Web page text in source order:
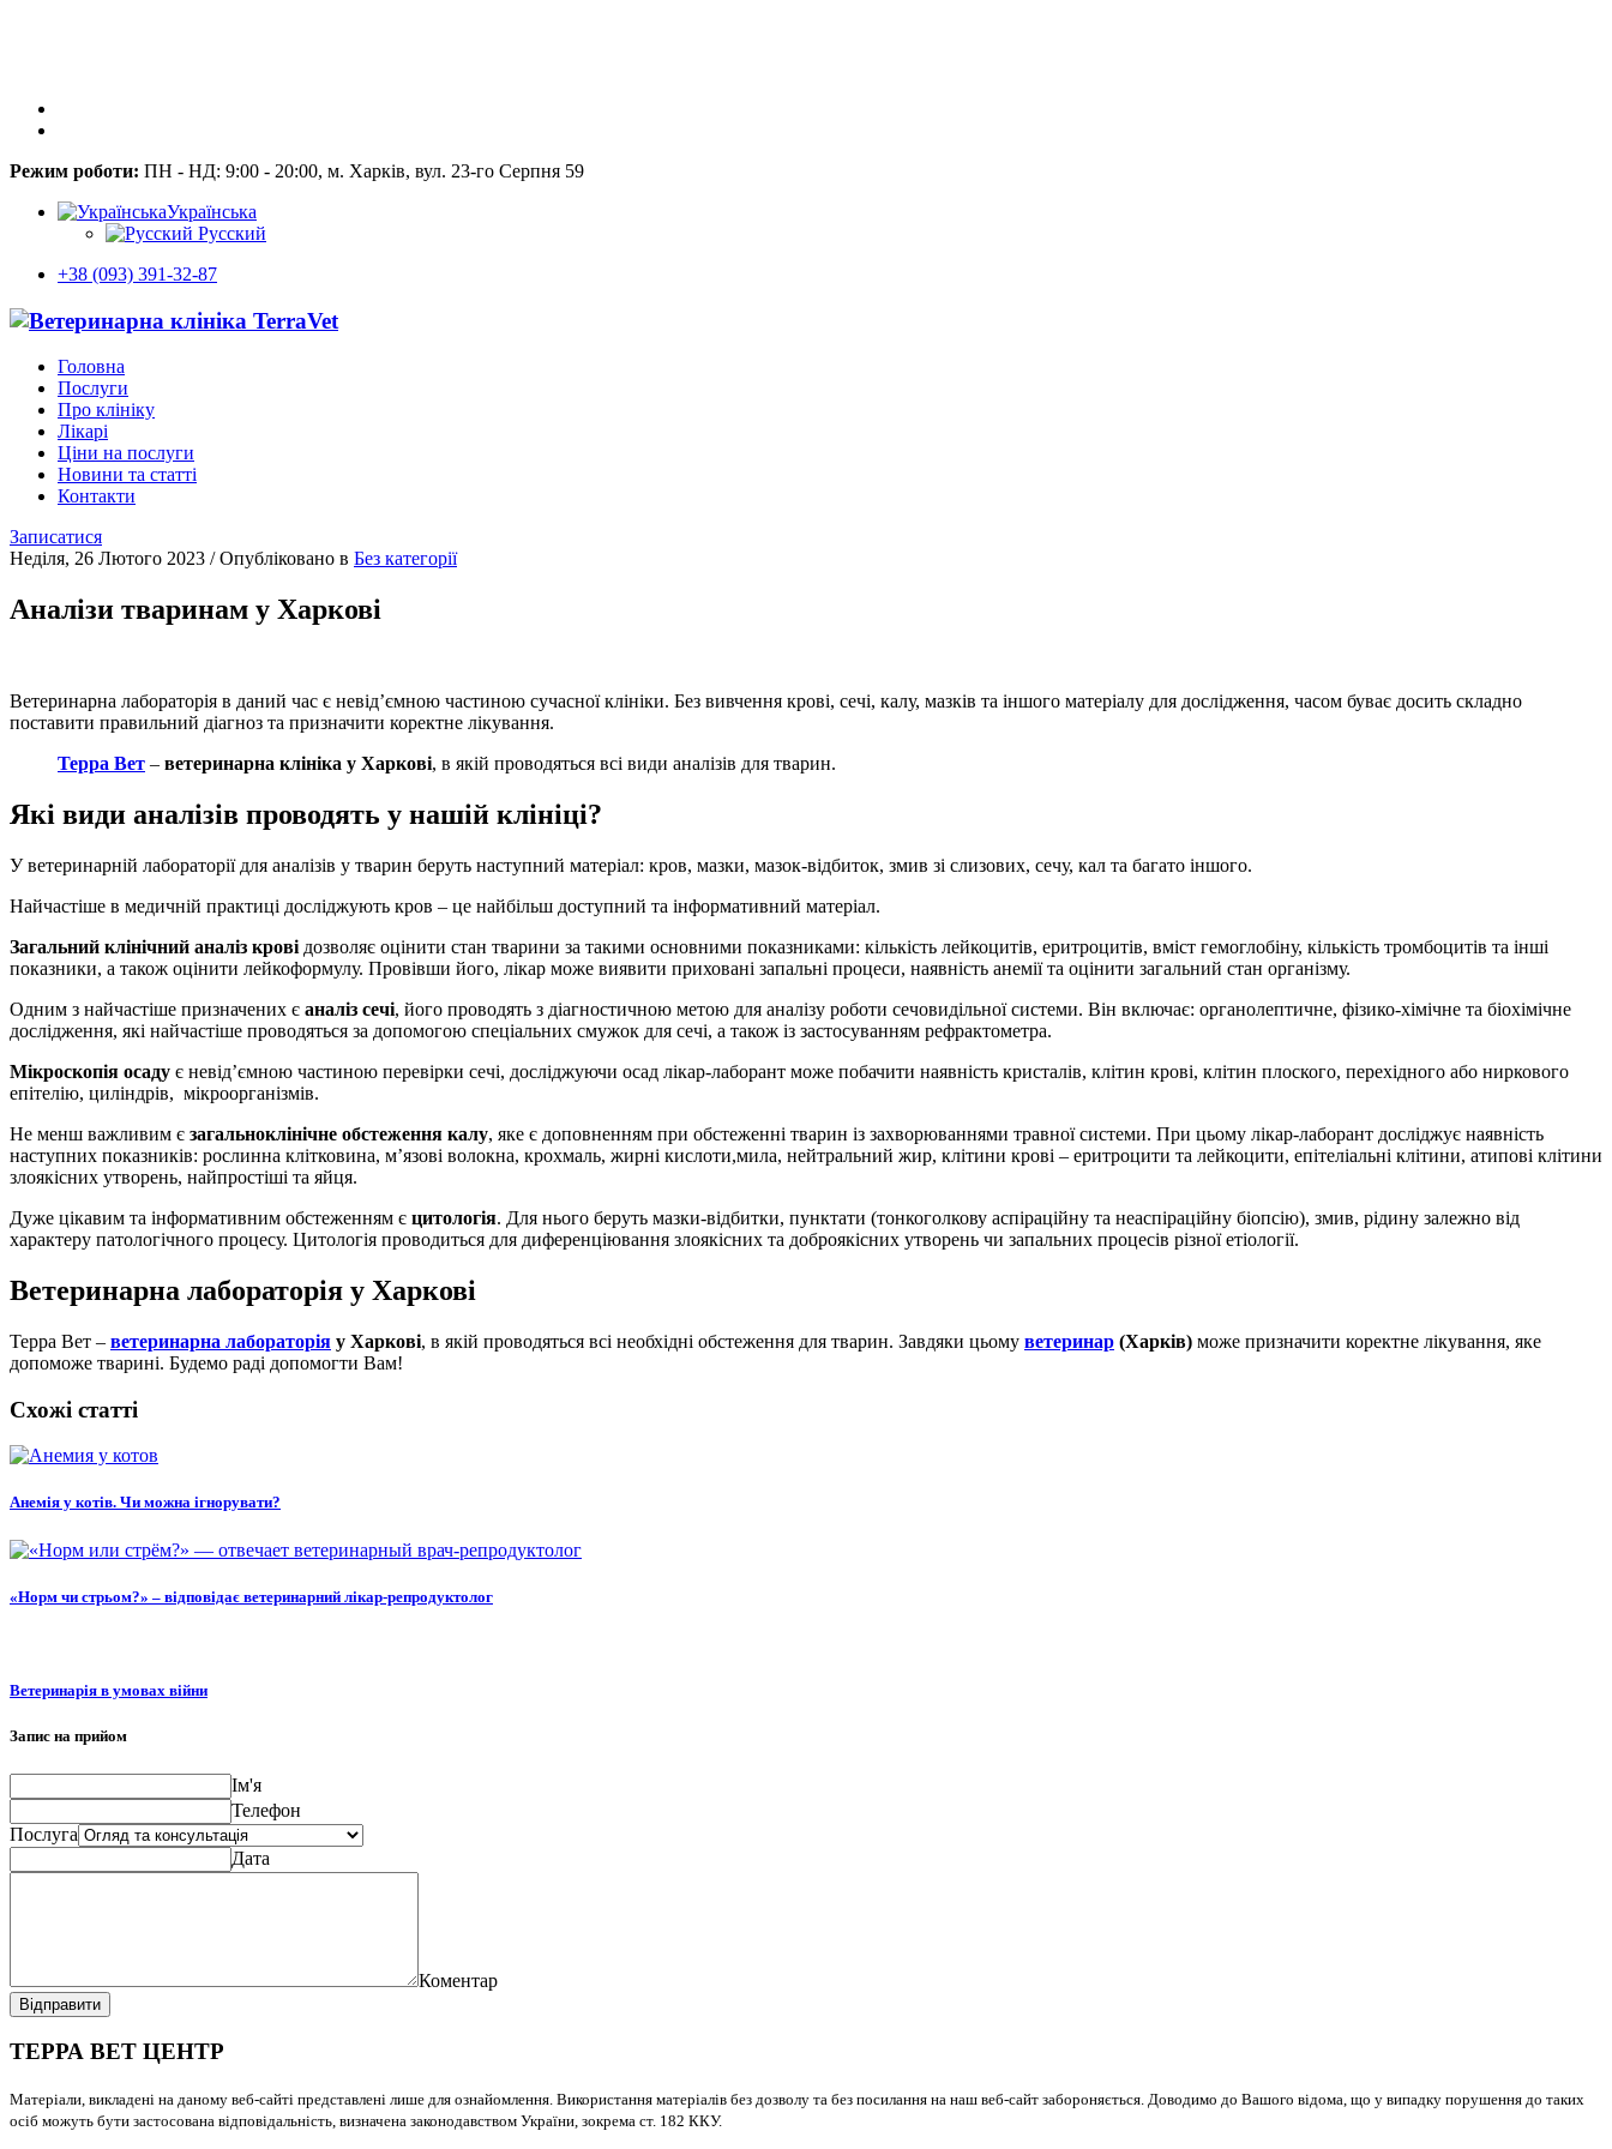
Режим роботи: ПН - НД: 9:00 - 20:00, м. Харків, вул. 23-го Серпня 59
Українська
Русский
+38 (093) 391-32-87
Головна
Послуги
Про клініку
Лікарі
Ціни на послуги
Новини та статті
Контакти
Записатися
Неділя, 26 Лютого 2023 /Опубліковано в Без категорії
Аналізи тваринам у Харкові
Ветеринарна лабораторія в даний час є невід’ємною частиною сучасної клініки. Без вивчення крові, сечі, калу, мазків та іншого матеріалу для дослідження, часом буває досить складно
поставити правильний діагноз та призначити коректне лікування.
Терра Вет – ветеринарна клініка у Харкові, в якій проводяться всі види аналізів для тварин.
Які види аналізів проводять у нашій клініці?
У ветеринарній лабораторії для аналізів у тварин беруть наступний матеріал: кров, мазки, мазок-відбиток, змив зі слизових, сечу, кал та багато іншого.
Найчастіше в медичній практиці досліджують кров – це найбільш доступний та інформативний матеріал.
Загальний клінічний аналіз крові дозволяє оцінити стан тварини за такими основними показниками: кількість лейкоцитів, еритроцитів, вміст гемоглобіну, кількість тромбоцитів та інші
показники, а також оцінити лейкоформулу. Провівши його, лікар може виявити приховані запальні процеси, наявність анемії та оцінити загальний стан організму.
Одним з найчастіше призначених є аналіз сечі, його проводять з діагностичною метою для аналізу роботи сечовидільної системи. Він включає: органолептичне, фізико-хімічне та біохімічне
дослідження, які найчастіше проводяться за допомогою спеціальних смужок для сечі, а також із застосуванням рефрактометра.
Мікроскопія осаду є невід’ємною частиною перевірки сечі, досліджуючи осад лікар-лаборант може побачити наявність кристалів, клітин крові, клітин плоского, перехідного або ниркового
епітелію, циліндрів, мікроорганізмів.
Не менш важливим є загальноклінічне обстеження калу, яке є доповненням при обстеженні тварин із захворюваннями травної системи. При цьому лікар-лаборант досліджує наявність
наступних показників: рослинна клітковина, м’язові волокна, крохмаль, жирні кислоти,мила, нейтральний жир, клітини крові – еритроцити та лейкоцити, епітеліальні клітини, атипові клітини
злоякісних утворень, найпростіші та яйця.
Дуже цікавим та інформативним обстеженням є цитологія. Для нього беруть мазки-відбитки, пунктати (тонкоголкову аспіраційну та неаспіраційну біопсію), змив, рідину залежно від
характеру патологічного процесу. Цитологія проводиться для диференціювання злоякісних та доброякісних утворень чи запальних процесів різної етіології.
Ветеринарна лабораторія у Харкові
Терра Вет – ветеринарна лабораторія у Харкові, в якій проводяться всі необхідні обстеження для тварин. Завдяки цьому ветеринар (Харків) може призначити коректне лікування, яке
допоможе тварині. Будемо раді допомогти Вам!
Схожі статті
Анемія у котів. Чи можна ігнорувати?
«Норм чи стрьом?» – відповідає ветеринарний лікар-репродуктолог
Ветеринарія в умовах війни
Запис на прийом
Ім'я
Телефон
Послуга
Дата
Коментар
Відправити
ТЕРРА ВЕТ ЦЕНТР
Матеріали, викладені на даному веб-сайті представлені лише для ознайомлення. Використання матеріалів без дозволу та без посилання на наш веб-сайт забороняється. Доводимо до Вашого відома, що у випадку порушення до таких
осіб можуть бути застосована відповідальність, визначена законодавством України, зокрема ст. 182 ККУ.